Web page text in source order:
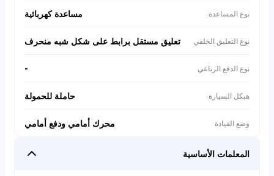
نوع المساعدة مساعدة كهربائية
نوع التعليق الخلفي تعليق مستقل برابط على شكل شبه منحرف
نوع الدفع الرباعي -
هيكل السيارة حاملة للحمولة
وضع القيادة محرك أمامي ودفع أمامي
المعلمات الأساسية